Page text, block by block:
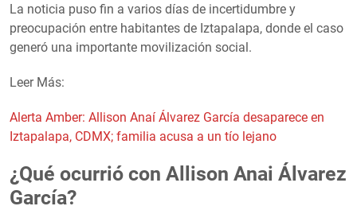
La noticia puso fin a varios días de incertidumbre y
preocupación entre habitantes de Iztapalapa, donde el caso
generó una importante movilización social.
Leer Más:
Alerta Amber: Allison Anaí Álvarez García desaparece en
Iztapalapa, CDMX; familia acusa a un tío lejano
¿Qué ocurrió con Allison Anai Álvarez
García?